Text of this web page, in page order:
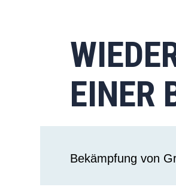
EINER
Bekämpfung von